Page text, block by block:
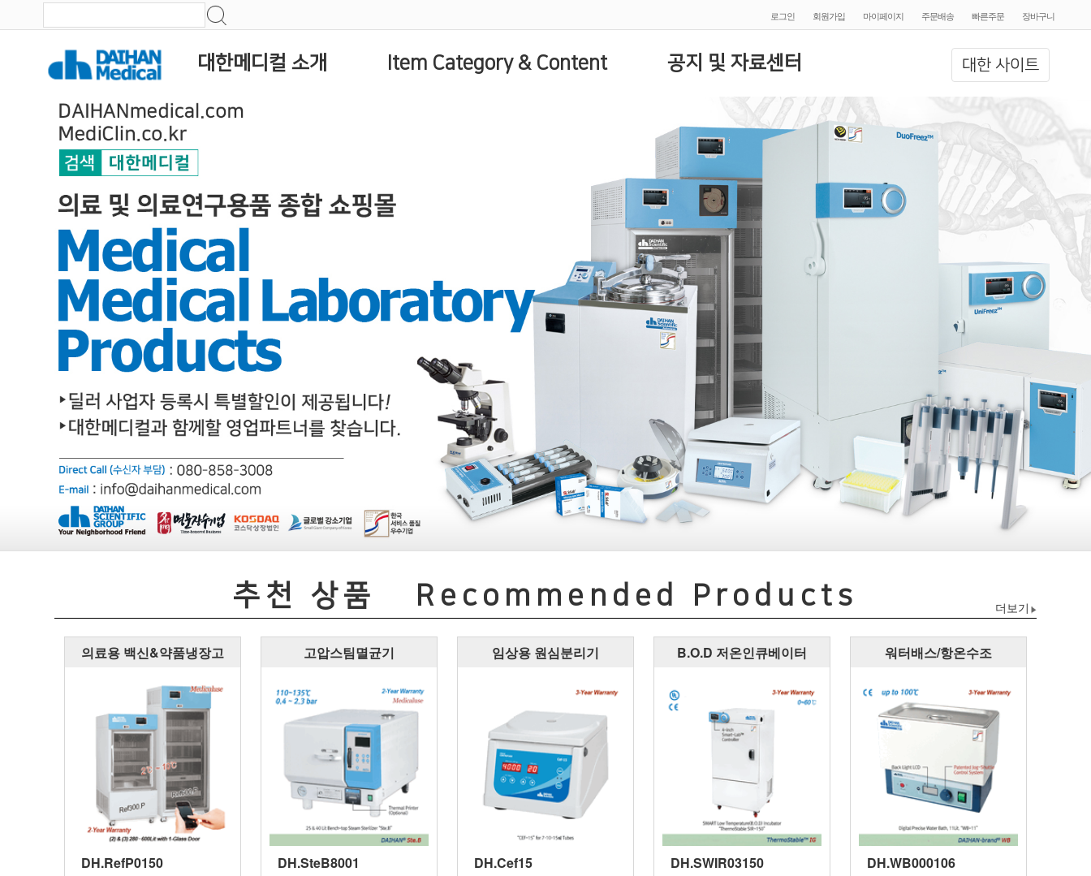
로그인 회원가입 마이페이지 주문배송 빠른주문 장바구니
대한 사이트
대한메디컬 소개 Item Category & Content 공지 및 자료센터
추천 상품 Recommended Products 더보기
의료용 백신&약품냉장고
DH.RefP0150
고압스팀멸균기
DH.SteB8001
임상용 원심분리기
DH.Cef15
B.O.D 저온인큐베이터
DH.SWIR03150
워터배스/항온수조
DH.WB000106